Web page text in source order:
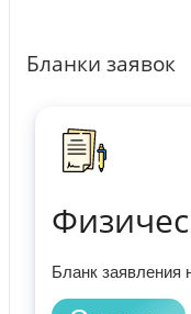
Бланки заявок
Бланк заявления